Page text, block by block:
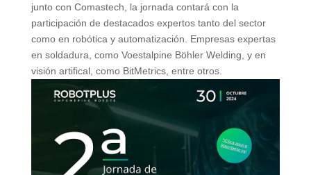
junto con Comastech, la jornada contará con la
participación de destacados expertos tanto del sector
como en robótica y automatización. Empresas expertas
en soldadura, como Voestalpine Böhler Welding, y en
visión artifical, como BitMetrics, entre otros.